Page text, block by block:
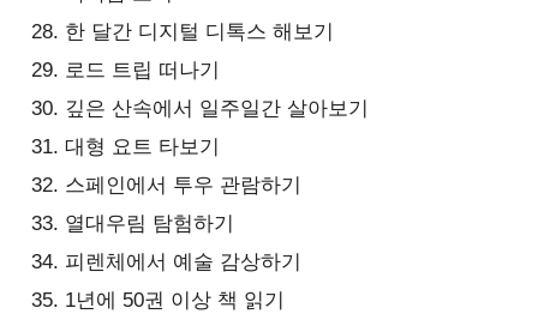
한 달간 디지털 디톡스 해보기
로드 트립 떠나기
깊은 산속에서 일주일간 살아보기
대형 요트 타보기
스페인에서 투우 관람하기
열대우림 탐험하기
피렌체에서 예술 감상하기
1년에 50권 이상 책 읽기